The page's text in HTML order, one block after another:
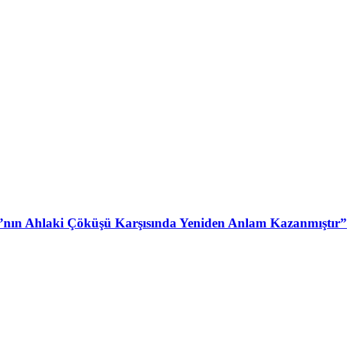
Ahlaki Çöküşü Karşısında Yeniden Anlam Kazanmıştır”